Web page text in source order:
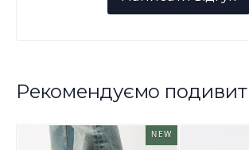
Рекомендуємо
NEW